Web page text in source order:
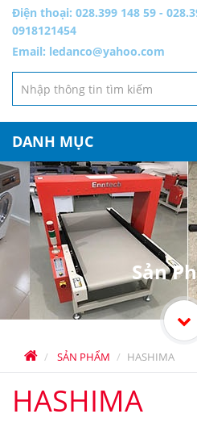
Điện thoại: 028.399 148 59 -
0918121454
Email: ledanco@yahoo.com
DANH MỤC
SẢN PHẨM HASHIMA
Sản
HASHIMA